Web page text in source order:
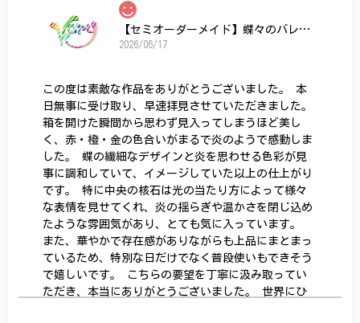
【セミオーダーメイド】蝶々のバレッタ
2026/06/17
この度は素敵な作品をありがとうございました。 本
日無事に受け取り、早速拝見させていただきました。
箱を開けた瞬間から思わず見入ってしまうほど美し
く、赤・橙・金の色合いがまるで炎のようで感動しま
した。 蝶の繊細なデザインと炎を思わせる色彩が見
事に調和していて、イメージしていた以上の仕上がり
です。 特に中央の核石は光の当たり方によって様々
な表情を見せてくれ、炎の揺らぎや温かさを閉じ込め
たような雰囲気があり、とても気に入っています。
また、華やかで存在感がありながらも上品にまとまっ
ているため、特別な日だけでなく普段使いもできそう
で嬉しいです。 こちらの要望を丁寧に汲み取ってい
ただき、本当にありがとうございました。 世界にひ